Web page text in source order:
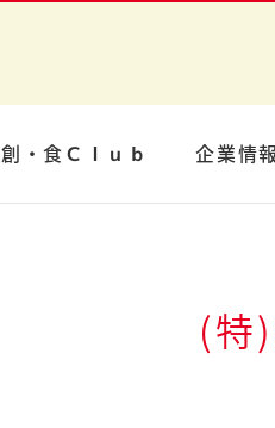
創・食Ｃｌｕｂ 企業情報
(特